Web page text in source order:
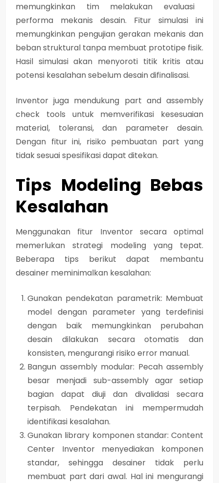
memungkinkan tim melakukan evaluasi
performa mekanis desain. Fitur simulasi ini
memungkinkan pengujian gerakan mekanis dan
beban struktural tanpa membuat prototipe fisik.
Hasil simulasi akan menyoroti titik kritis atau
potensi kesalahan sebelum desain difinalisasi.
Inventor juga mendukung part and assembly
check tools untuk memverifikasi kesesuaian
material, toleransi, dan parameter desain.
Dengan fitur ini, risiko pembuatan part yang
tidak sesuai spesifikasi dapat ditekan.
Tips Modeling Bebas
Kesalahan
Menggunakan fitur Inventor secara optimal
memerlukan strategi modeling yang tepat.
Beberapa tips berikut dapat membantu
desainer meminimalkan kesalahan:
Gunakan pendekatan parametrik: Membuat
model dengan parameter yang terdefinisi
dengan baik memungkinkan perubahan
desain dilakukan secara otomatis dan
konsisten, mengurangi risiko error manual.
Bangun assembly modular: Pecah assembly
besar menjadi sub-assembly agar setiap
bagian dapat diuji dan divalidasi secara
terpisah. Pendekatan ini mempermudah
identifikasi kesalahan.
Gunakan library komponen standar: Content
Center Inventor menyediakan komponen
standar, sehingga desainer tidak perlu
membuat part dari awal. Hal ini mengurangi